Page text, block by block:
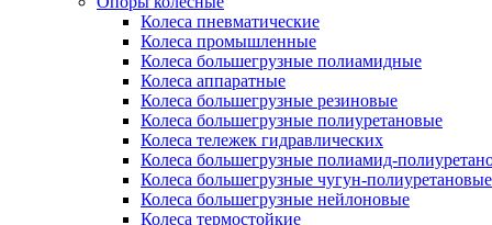
Колеса пневматические
Колеса промышленные
Колеса большегрузные полиамидные
Колеса аппаратные
Колеса большегрузные резиновые
Колеса большегрузные полиуретановые
Колеса тележек гидравлических
Колеса большегрузные полиамид-
Колеса большегрузные чугун-полиуретановые
Колеса большегрузные нейлоновые
Колеса термостойкие